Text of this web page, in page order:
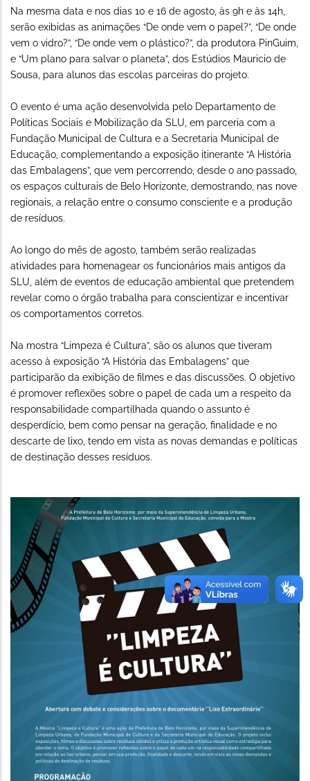
Na mesma data e nos dias 10 e 16 de agosto, às 9h e às 14h,
serão exibidas as animações “De onde vem o papel?”, “De onde
vem o vidro?”, “De onde vem o plástico?”, da produtora PinGuim,
e “Um plano para salvar o planeta”, dos Estúdios Mauricio de
Sousa, para alunos das escolas parceiras do projeto.
O evento é uma ação desenvolvida pelo Departamento de
Políticas Sociais e Mobilização da SLU, em parceria com a
Fundação Municipal de Cultura e a Secretaria Municipal de
Educação, complementando a exposição itinerante “A História
das Embalagens”, que vem percorrendo, desde o ano passado,
os espaços culturais de Belo Horizonte, demostrando, nas nove
regionais, a relação entre o consumo consciente e a produção
de resíduos.
Ao longo do mês de agosto, também serão realizadas
atividades para homenagear os funcionários mais antigos da
SLU, além de eventos de educação ambiental que pretendem
revelar como o órgão trabalha para conscientizar e incentivar
os comportamentos corretos.
Na mostra “Limpeza é Cultura”, são os alunos que tiveram
acesso à exposição “A História das Embalagens” que
participarão da exibição de filmes e das discussões. O objetivo
é promover reflexões sobre o papel de cada um a respeito da
responsabilidade compartilhada quando o assunto é
desperdício, bem como pensar na geração, finalidade e no
descarte de lixo, tendo em vista as novas demandas e políticas
de destinação desses resíduos.